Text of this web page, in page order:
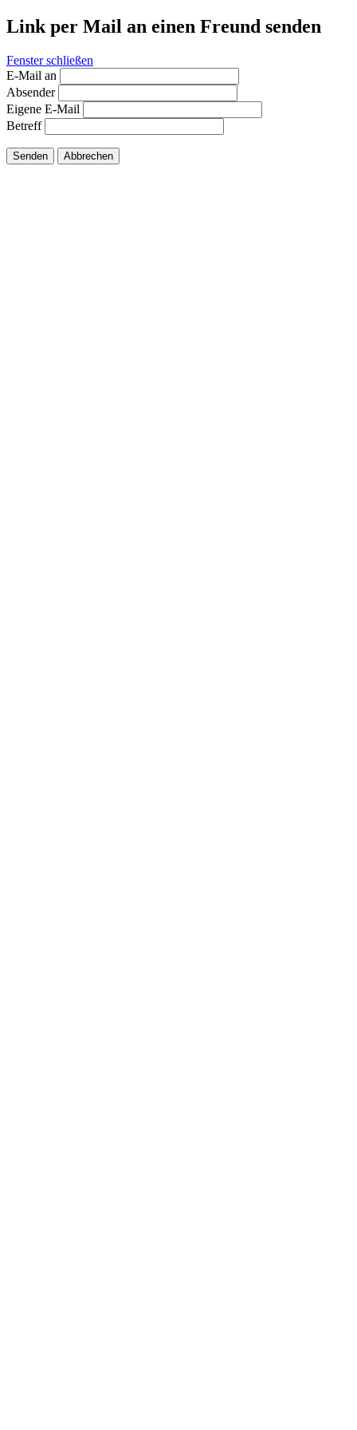
Link per Mail an einen Freund senden
Fenster schließen
E-Mail an
Absender
Eigene E-Mail
Betreff
Senden Abbrechen